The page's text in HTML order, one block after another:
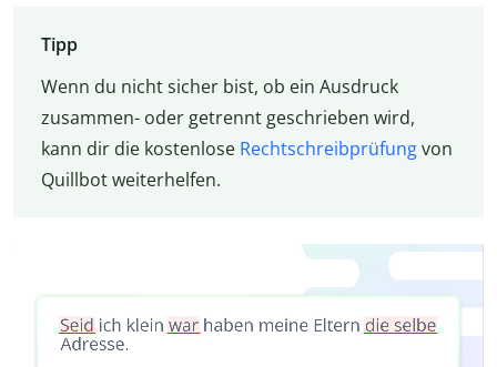
Tipp
Wenn du nicht sicher bist, ob ein Ausdruck
zusammen- oder getrennt geschrieben wird,
kann dir die kostenloseRechtschreibprüfungvon
Quillbot weiterhelfen.